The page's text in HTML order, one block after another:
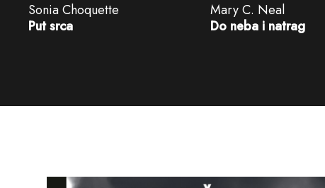
Sonia Choquette
Put srca
Mary C. Neal
Do neba i natrag